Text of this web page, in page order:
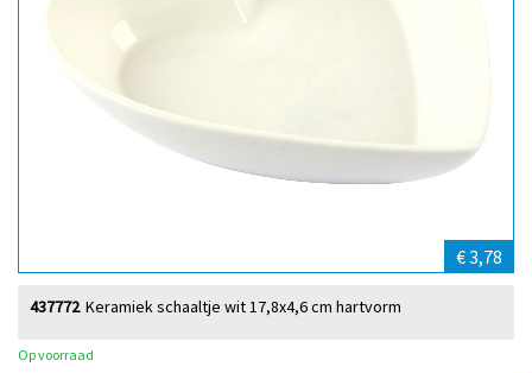
€ 3,78
Keramiek schaaltje wit 17,8x4,6 cm hartvorm
437772
Op voorraad